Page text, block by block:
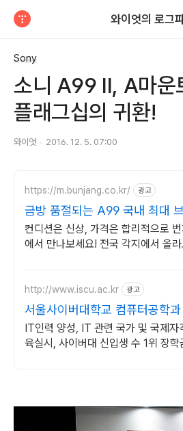
와이엇의 로그
Sony
소니 A99 II, A마운
플래그십의 귀환!
와이엇 2016. 12. 5. 07:00
https://m.bunjang.co.kr/ 광고
금방 품절되는 A99 국내 최대 브
중고거래
컨디션은 신상, 가격은 합리적으로
에서 만나보세요! 전국 각지에서 올라
http://www.iscu.ac.kr 광고
서울사이버대학교 컴퓨터공학
가을학기 신편입생
IT인력 양성, IT 관련 국가 및 국제자
육실시, 사이버대 신입생 수 1위 장학